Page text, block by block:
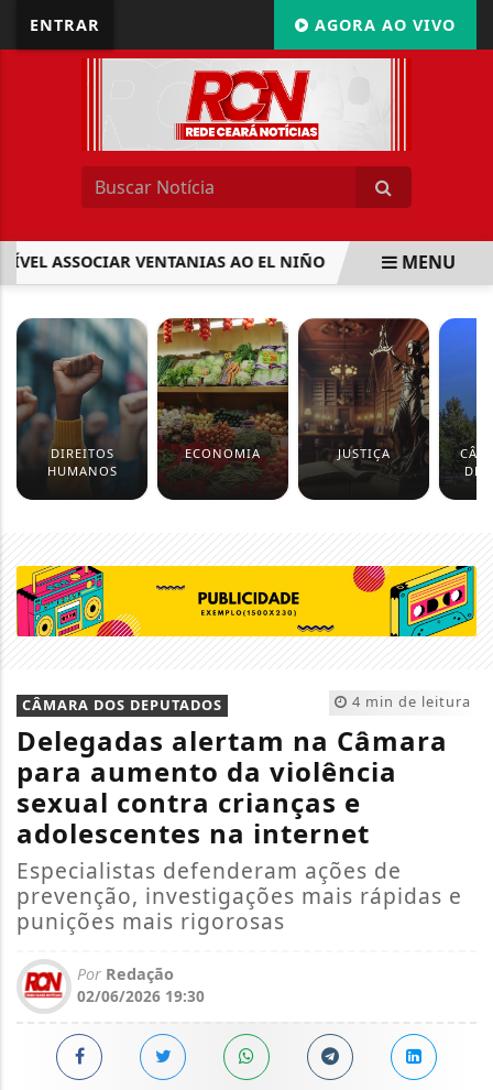
ENTRAR AGORA AO VIVO
ASSOCIAR VENTANIAS AO EL NIÑO PROJETO INCLUI
MENU
DIREITOS
HUMANOS
ECONOMIA JUSTIÇA
4 min de leitura
CÂMARA DOS DEPUTADOS
Delegadas alertam na Câmara
para aumento da violência
sexual contra crianças e
adolescentes na internet
Especialistas defenderam ações de
prevenção, investigações mais rápidas e
punições mais rigorosas
Por Redação
02/06/2026 19:30